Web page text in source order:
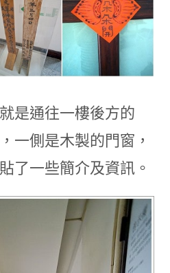
是通往一樓後方的
一側是木製的門窗，
了一些簡介及資訊。